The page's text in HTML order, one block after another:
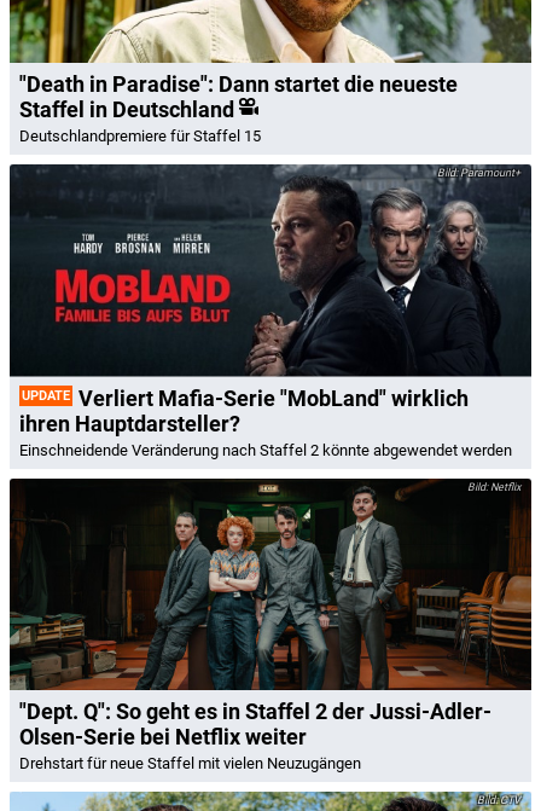
"Death in Paradise": Dann startet die neueste
Staffel in Deutschland
Deutschlandpremiere für Staffel 15
Paramount+
UPDATE Verliert Mafia-Serie "MobLand" wirklich
ihren Hauptdarsteller?
Einschneidende Veränderung nach Staffel 2 könnte abgewendet werden
Netflix
"Dept. Q": So geht es in Staffel 2 der Jussi-Adler-
Olsen-Serie bei Netflix weiter
Drehstart für neue Staffel mit vielen Neuzugängen
CTV